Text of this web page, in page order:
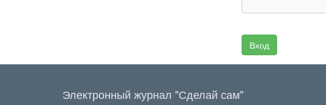
Вход
Электронный журнал "Сделай сам"